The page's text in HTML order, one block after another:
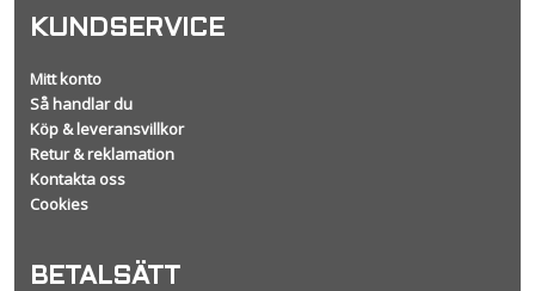
KUNDSERVICE
Mitt konto
Så handlar du
Köp & leveransvillkor
Retur & reklamation
Kontakta oss
Cookies
BETALSÄTT